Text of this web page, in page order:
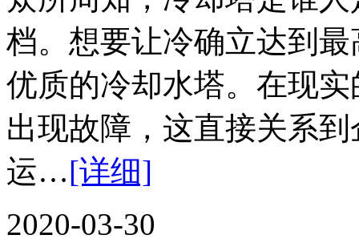
档。想要让冷确立达到
优质的冷却水塔。在现
出现故障，这直接关系
运…[详细]
2020-03-30